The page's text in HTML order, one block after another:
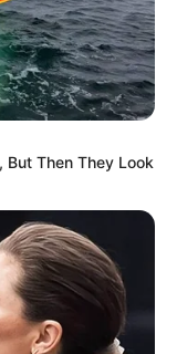
But Then They Look